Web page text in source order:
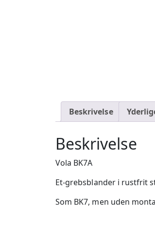
Beskrivelse
Beskrivelse
Vola BK7A
Et-grebsblander i rustfrit
Som BK7, men uden